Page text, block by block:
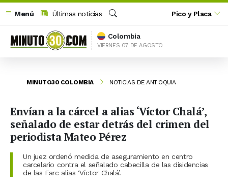
Menú
Últimas noticias
Buscar
Pico y Placa
Colombia
VIERNES 07 DE AGOSTO
MINUTO30 COLOMBIA NOTICIAS DE ANTIOQUIA
Envían a la cárcel a alias ‘Víctor Chalá’,
señalado de estar detrás del crimen del
periodista Mateo Pérez
Un juez ordenó medida de aseguramiento en centro
carcelario contra el señalado cabecilla de las disidencias
de las Farc alias ‘Víctor Chalá’.